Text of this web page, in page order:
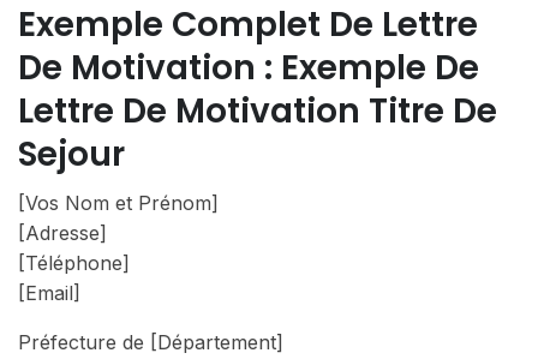
Exemple Complet De Lettre
De Motivation : Exemple De
Lettre De Motivation Titre De
Sejour
[Vos Nom et Prénom]
[Adresse]
[Téléphone]
[Email]
Préfecture de [Département]